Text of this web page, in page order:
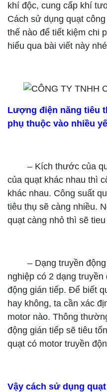
khí độc, cung cấp khí
Cách sử dụng quạt
thế nào để tiết kiệm chi
hiểu qua bài viết này
Lượng điện năng tiêu
phụ thuộc vào nhiều
– Kích thước của
của quạt khác nhau thì
khác nhau. Công suất
tiêu thụ sẽ càng nhiều.
quạt càng nhỏ thì sẽ
– Dạng truyền
nghiệp có 2 dạng
động gián tiếp. Để biết
hay không, ta cần xác
motor nào. Thông
động gián tiếp sẽ tiêu
quạt có motor truyền
Vậy cách sử dụng